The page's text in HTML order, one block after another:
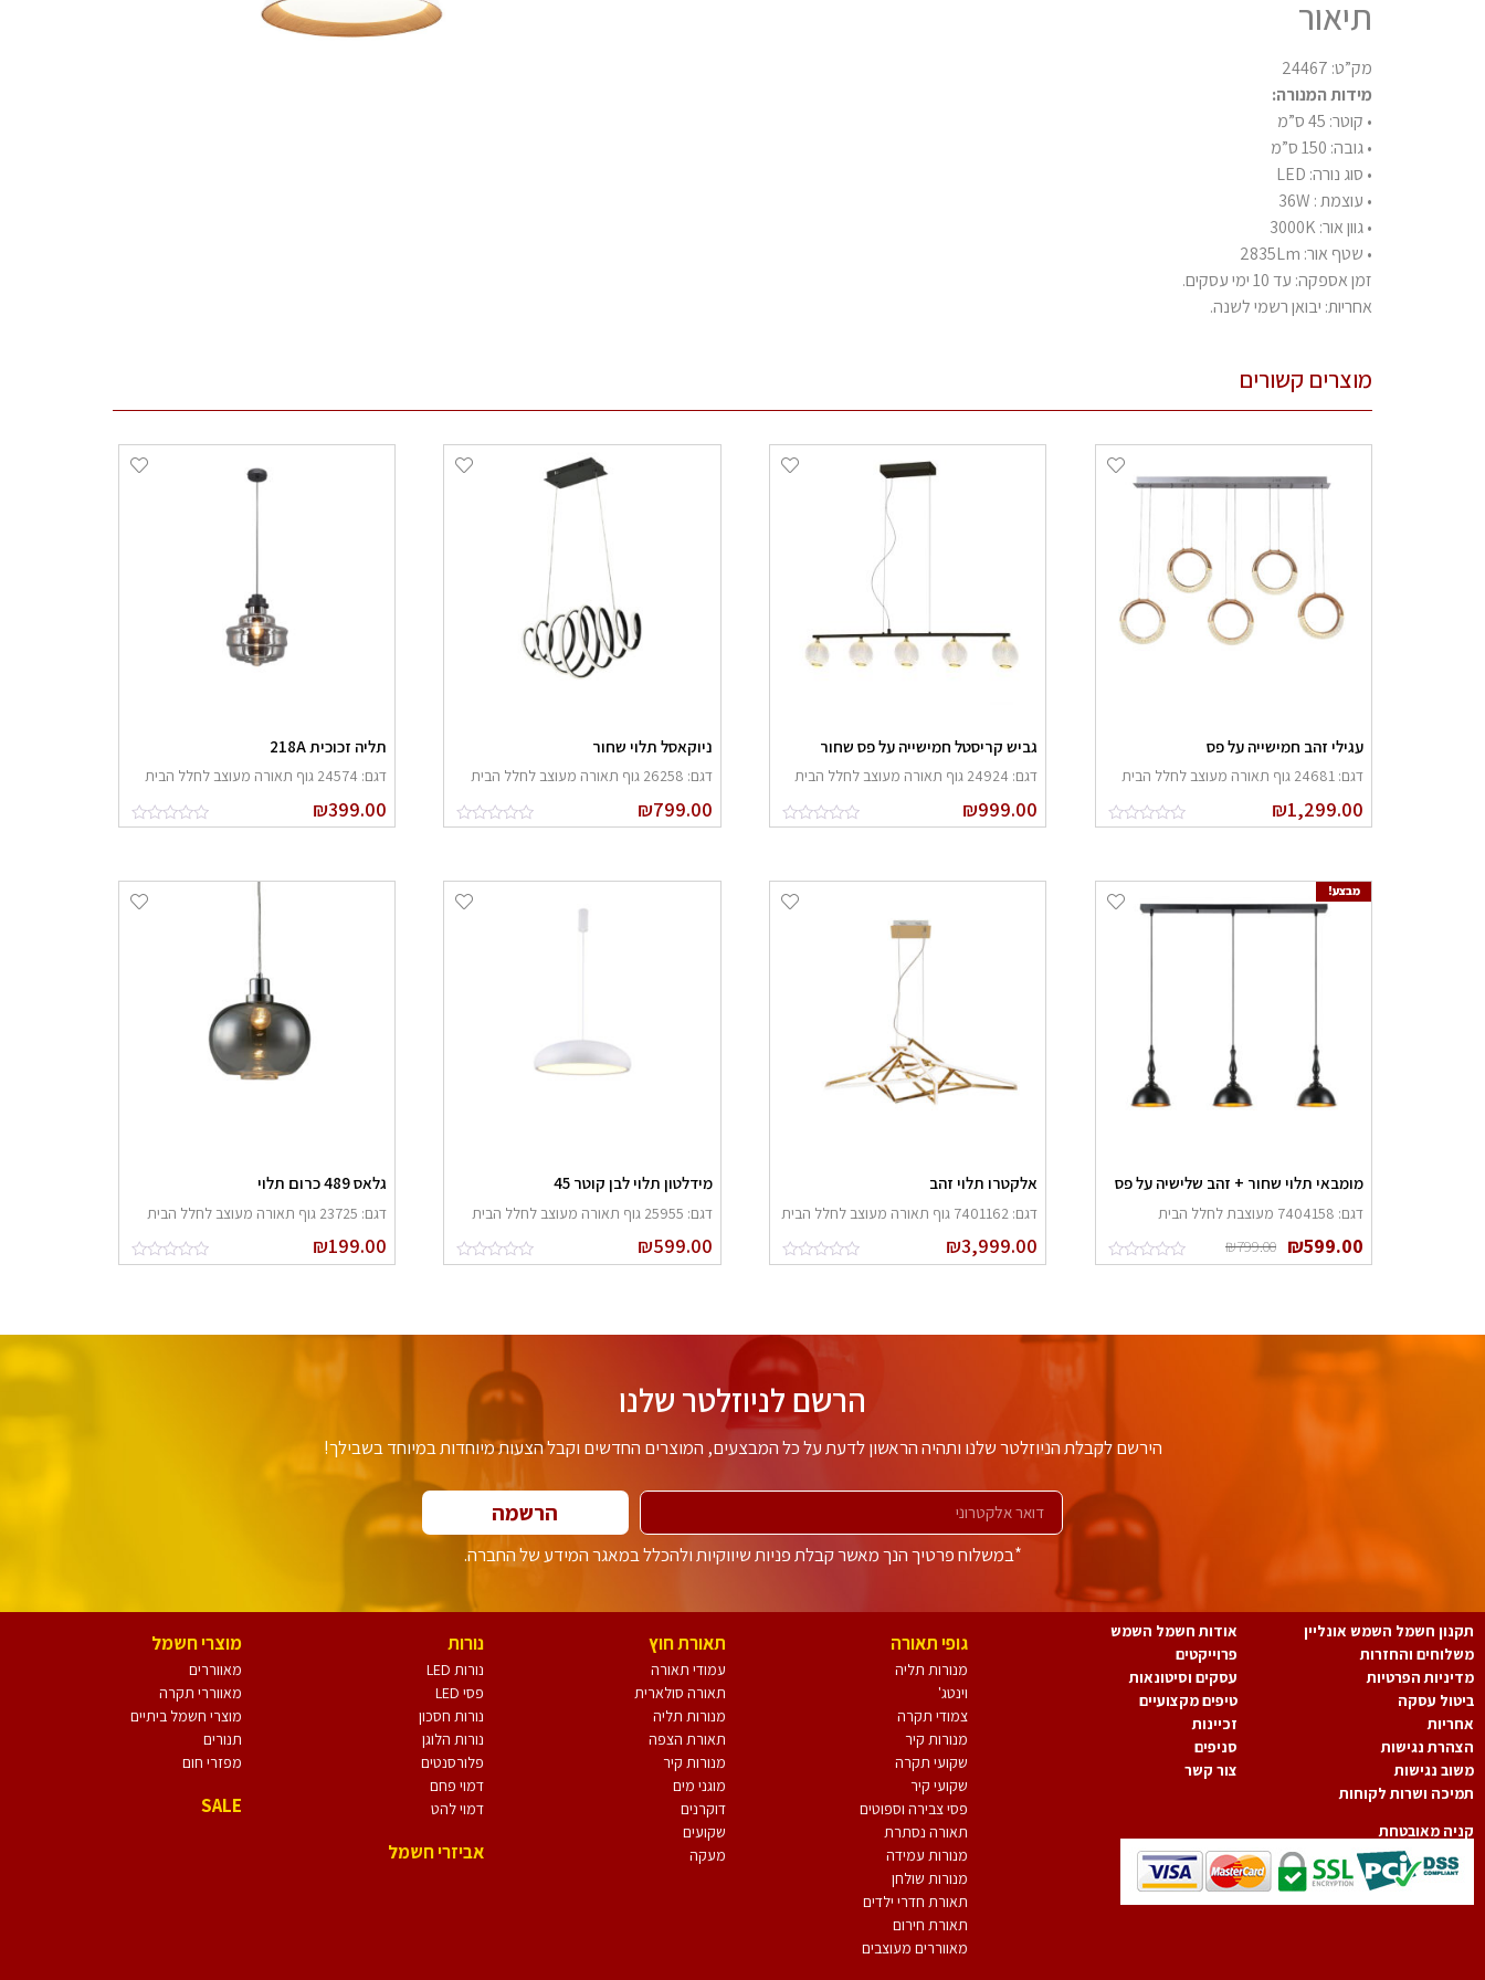
תיאור
מק”ט: 24467
מידות המנורה:
• קוטר: 45 ס”מ
• גובה: 150 ס”מ
• סוג נורה: LED
• עוצמת : 36W
• גוון אור: 3000K
• שטף אור: 2835Lm
זמן אספקה: עד 10 ימי עסקים.
אחריות: יבואן רשמי לשנה.
מוצרים קשורים
עגילי זהב חמישייה על פס
דגם: 24681 גוף תאורה מעוצב לחלל הבית
₪1,299.00
גביש קריסטל חמישייה על פס שחור
דגם: 24924 גוף תאורה מעוצב לחלל הבית
₪999.00
ניוקאסל תלוי שחור
דגם: 26258 גוף תאורה מעוצב לחלל הבית
₪799.00
תליה זכוכית 218A
דגם: 24574 גוף תאורה מעוצב לחלל הבית
₪399.00
מבצע!
מומבאי תלוי שחור + זהב שלישיה על פס
דגם: 7404158 מעוצבת לחלל הבית
₪799.00 ₪599.00
אלקטרו תלוי זהב
דגם: 7401162 גוף תאורה מעוצב לחלל הבית
₪3,999.00
מידלטון תלוי לבן קוטר 45
דגם: 25955 גוף תאורה מעוצב לחלל הבית
₪599.00
גלאס 489 כרום תלוי
דגם: 23725 גוף תאורה מעוצב לחלל הבית
₪199.00
הרשם לניוזלטר שלנו
הירשם לקבלת הניוזלטר שלנו ותהיה הראשון לדעת על כל המבצעים, המוצרים החדשים וקבל הצעות מיוחדות במיוחד בשבילך!
הרשמה
*במשלוח פרטיך הנך מאשר קבלת פניות שיווקיות ולהכלל במאגר המידע של החברה.
תקנון חשמל השמש אונליין
משלוחים והחזרות
מדיניות הפרטיות
ביטול עסקה
אחריות
הצהרת נגישות
משוב נגישות
תמיכה ושרות לקוחות
אודות חשמל השמש
פרוייקטים
עסקים וסיטונאות
טיפים מקצועיים
זכיינות
סניפים
צור קשר
קניה מאובטחת
גופי תאורה
מנורות תליה
וינטג'
צמודי תקרה
מנורות קיר
שקועי תקרה
שקועי קיר
פסי צבירה וספוטים
תאורה נסתרת
מנורות עמידה
מנורות שולחן
תאורת חדרי ילדים
תאורת חירום
מאווררים מעוצבים
תאורת חוץ
עמודי תאורה
תאורה סולארית
מנורות תליה
תאורת הצפה
מנורות קיר
מוגני מים
דוקרנים
שקועים
מעקה
נורות
נורות LED
פסי LED
נורות חסכון
נורות הלוגן
פלורסנטים
דמוי פחם
דמוי להט
אביזרי חשמל
מוצרי חשמל
מאווררים
מאווררי תקרה
מוצרי חשמל ביתיים
תנורים
מפזרי חום
SALE